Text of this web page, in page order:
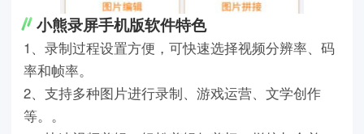
小熊录屏手机版软件特色
1、录制过程设置方便，可快速选择视频分辨率、码
率和帧率。
2、支持多种图片进行录制、游戏运营、文学创作
等。。